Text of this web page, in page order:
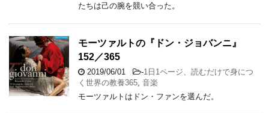
たちは己の腕を競い合った。
モーツァルトの『ドン・ジョバンニ』
152／365
2019/06/01 -1日1ページ、読むだけで身につ
く世界の教養365 音楽
モーツァルトはドン・ファンを選んだ。